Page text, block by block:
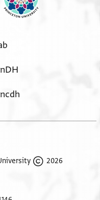
2026 The Trustees of Princeton University